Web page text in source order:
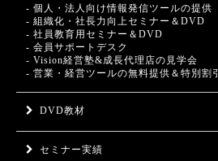
- 個人・法人向け情報発信ツールの提供
- 組織化・社長力向上セミナー＆DVD
- 社員教育用セミナー＆DVD
- 会員サポートデスク
- Vision経営塾&成長代理店の見学会
- 営業・経営ツールの無料提供＆特別割引
DVD教材
セミナー実績